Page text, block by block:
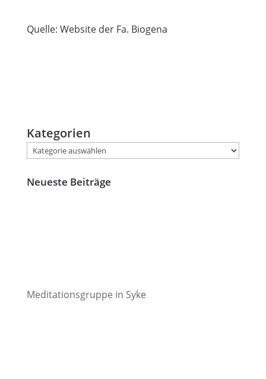
Quelle: Website der Fa. Biogena
Kategorien
Neueste Beiträge
Meditationsgruppe in Syke